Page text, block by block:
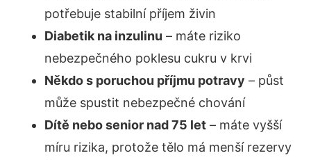
potřebuje stabilní příjem živin
Diabetik na inzulinu – máte riziko
nebezpečného poklesu cukru v krvi
Někdo s poruchou příjmu potravy – půst
může spustit nebezpečné chování
Dítě nebo senior nad 75 let – máte vyšší
míru rizika, protože tělo má menší rezervy